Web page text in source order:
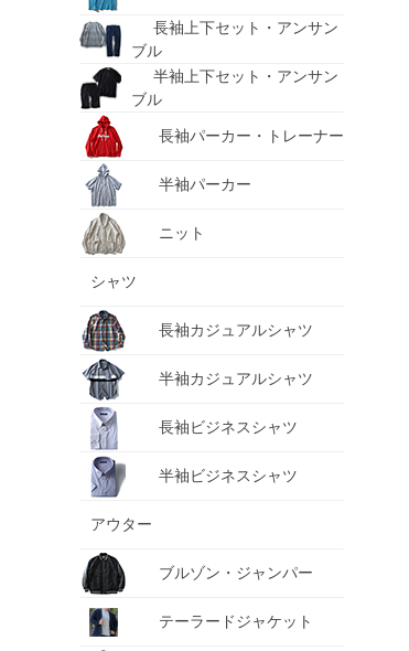
長袖上下セット・アンサン
ブル
半袖上下セット・アンサン
ブル
長袖パーカー・トレーナー
半袖パーカー
ニット
シャツ
長袖カジュアルシャツ
半袖カジュアルシャツ
長袖ビジネスシャツ
半袖ビジネスシャツ
アウター
ブルゾン・ジャンパー
テーラードジャケット